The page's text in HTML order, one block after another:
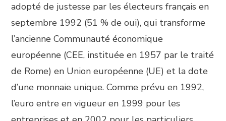
adopté de justesse par les électeurs français en
septembre 1992 (51 % de oui), qui transforme
l’ancienne Communauté économique
européenne (CEE, instituée en 1957 par le traité
de Rome) en Union européenne (UE) et la dote
d’une monnaie unique. Comme prévu en 1992,
l’euro entre en vigueur en 1999 pour les